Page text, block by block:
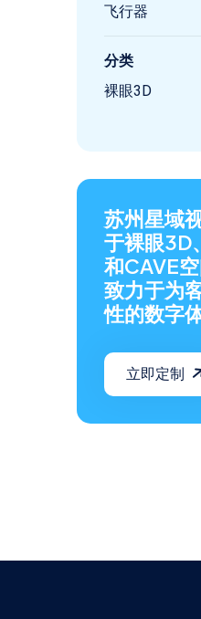
飞行器
分类
裸眼3D
苏州星域
于裸眼3D
和CAVE
致力于为
性的数字体
立即定制